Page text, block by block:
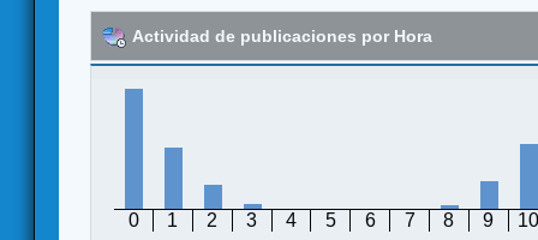
Actividad de publicaciones por Hora
0 1 2 3 4 5 6 7 8 9 10